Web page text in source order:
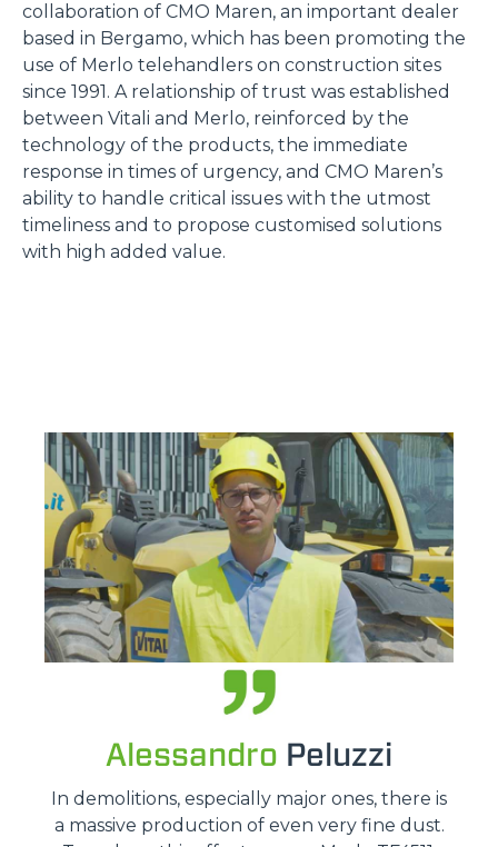
collaboration of CMO Maren, an important dealer
based in Bergamo, which has been promoting the
use of Merlo telehandlers on construction sites
since 1991. A relationship of trust was established
between Vitali and Merlo, reinforced by the
technology of the products, the immediate
response in times of urgency, and CMO Maren’s
ability to handle critical issues with the utmost
timeliness and to propose customised solutions
with high added value.
Alessandro Peluzzi
In demolitions, especially major ones, there is
a massive production of even very fine dust.